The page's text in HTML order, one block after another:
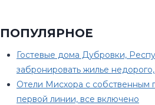
ПОПУЛЯРНОЕ
Гостевые дома Дубровки,
забронировать жилье
Отели Мисхора с собственным
первой линии, все включено